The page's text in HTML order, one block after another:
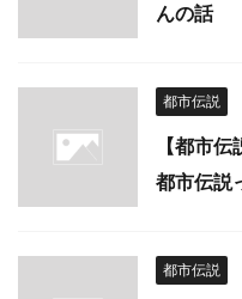
んの話
都市伝説
【都市
都市伝説
都市伝説